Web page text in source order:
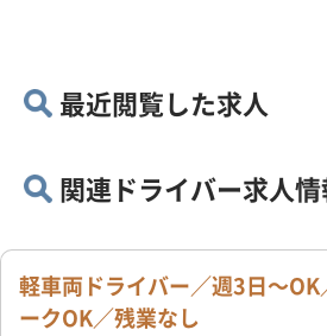
最近閲覧した求人
関連ドライバー求人
軽車両ドライバー／週3日～OK
ークOK／残業なし